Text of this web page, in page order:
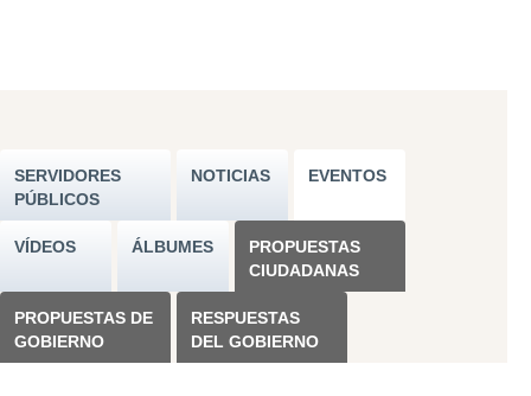
SERVIDORES
PÚBLICOS
NOTICIAS EVENTOS
VÍDEOS ÁLBUMES
PROPUESTAS
CIUDADANAS
PROPUESTAS DE
GOBIERNO
RESPUESTAS
DEL GOBIERNO